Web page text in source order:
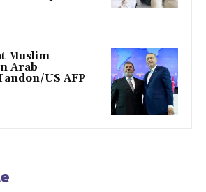
Muslim
Arab
US AFP